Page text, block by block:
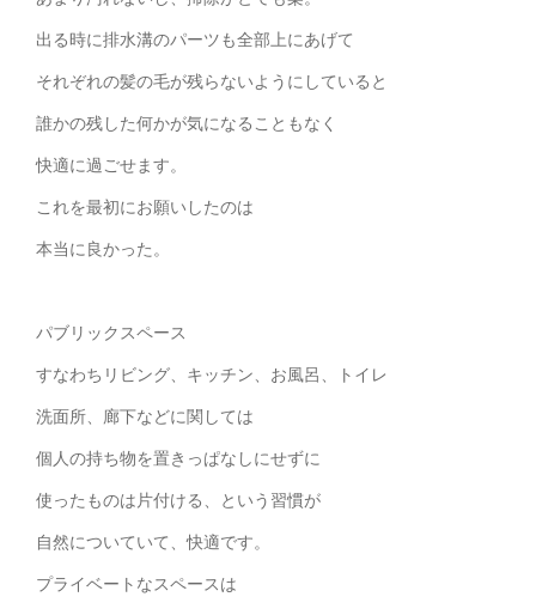
出る時に排水溝のパーツも全部上にあげて
それぞれの髪の毛が残らないようにしていると
誰かの残した何かが気になることもなく
快適に過ごせます。
これを最初にお願いしたのは
本当に良かった。
パブリックスペース
すなわちリビング、キッチン、お風呂、トイレ
洗面所、廊下などに関しては
個人の持ち物を置きっぱなしにせずに
使ったものは片付ける、という習慣が
自然についていて、快適です。
プライベートなスペースは